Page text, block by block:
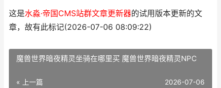
这是水淼·帝国CMS站群文章更新器的试用版本更新的文
章，故有此标记(2026-07-06 08:09:22)
魔兽世界暗夜精灵坐骑在哪里买 魔兽世界暗夜精灵NPC
« 上一篇 2026-07-06